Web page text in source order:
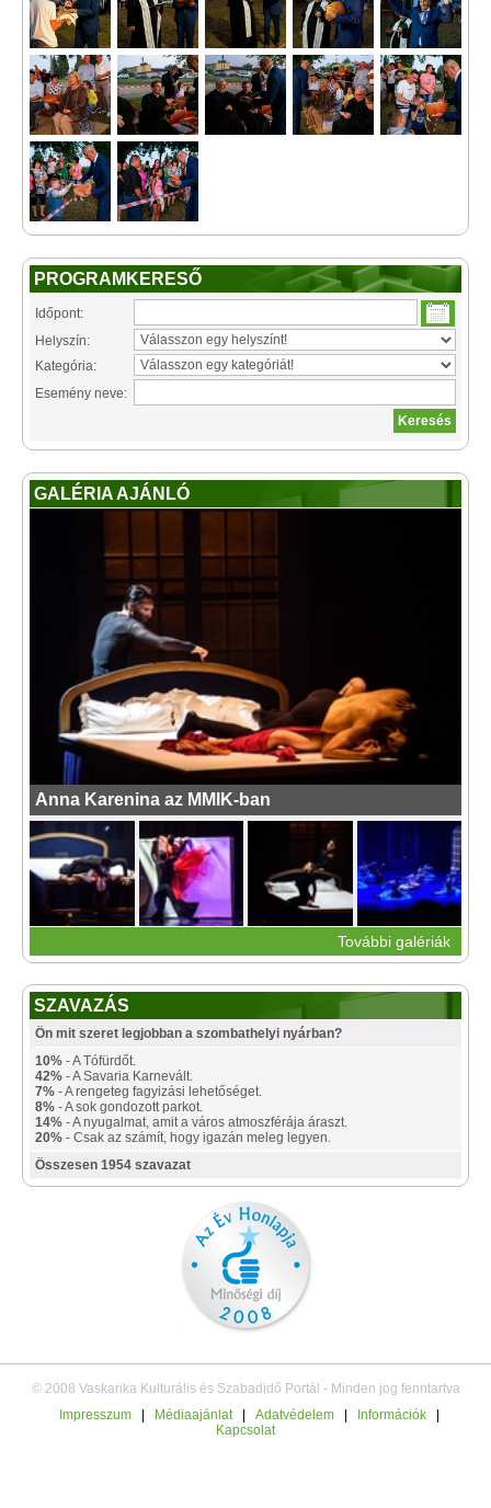
PROGRAMKERESŐ
Időpont:
Helyszín:
Kategória:
Esemény neve:
GALÉRIA AJÁNLÓ
Anna Karenina az MMIK-ban
További galériák
SZAVAZÁS
Ön mit szeret legjobban a szombathelyi nyárban?
10% - A Tófürdőt.
42% - A Savaria Karnevált.
7% - A rengeteg fagyizási lehetőséget.
8% - A sok gondozott parkot.
14% - A nyugalmat, amit a város atmoszférája áraszt.
20% - Csak az számít, hogy igazán meleg legyen.
Összesen 1954 szavazat
© 2008 Vaskarika Kulturális és Szabadidő Portál - Minden jog fenntartva
Impresszum
Médiaajánlat Adatvédelem Információk
Kapcsolat